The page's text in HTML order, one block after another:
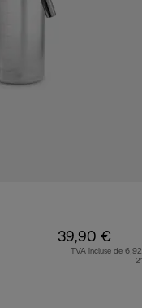
39,90 €
TVA incluse de